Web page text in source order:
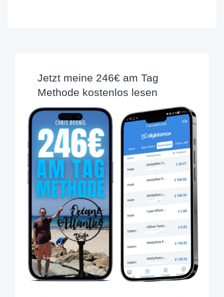
Jetzt meine 246€ am Tag
Methode kostenlos lesen